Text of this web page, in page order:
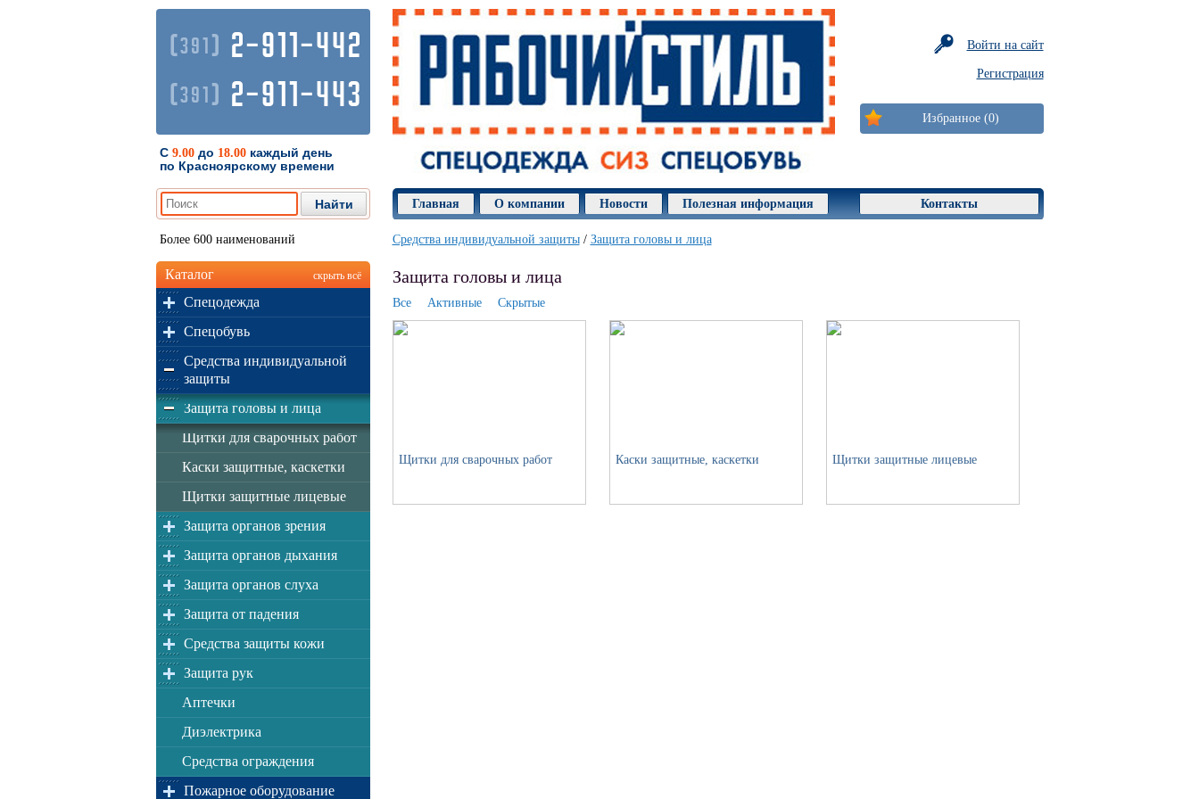
(391) 2-911-442
(391) 2-911-443
С 9.00до 18.00каждый день
по Красноярскому времени
Войти на сайт
Регистрация
Избранное (0)
Главная О компании Новости Полезная информация Контакты
Более 600 наименований
Каталог скрыть всё
Спецодежда
Спецобувь
Средства индивидуальной
защиты
Защита головы и лица
Щитки для сварочных работ
Каски защитные, каскетки
Щитки защитные лицевые
Защита органов зрения
Защита органов дыхания
Защита органов слуха
Защита от падения
Средства защиты кожи
Защита рук
Аптечки
Диэлектрика
Средства ограждения
Пожарное оборудование
Средства индивидуальной защиты/ Защита головы и лица
Защита головы и лица
Все Активные Скрытые
Щитки для сварочных работ Каски защитные, каскетки Щитки защитные лицевые